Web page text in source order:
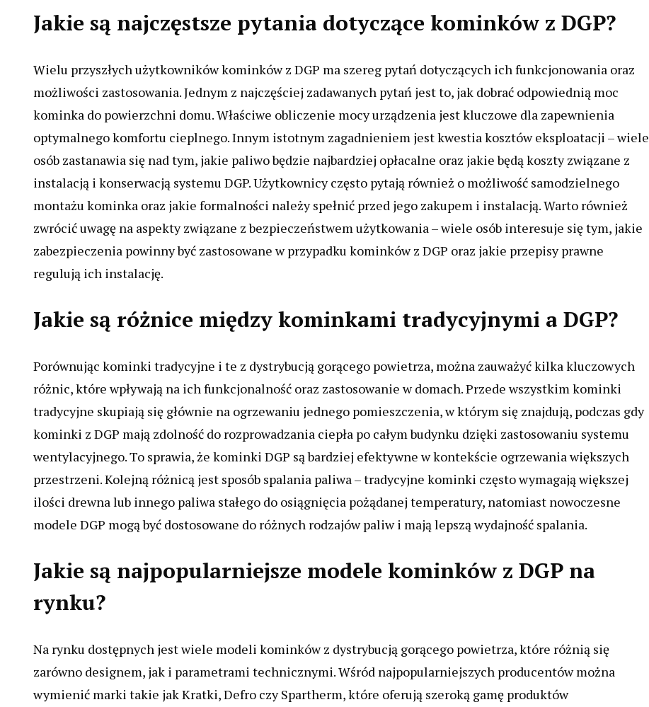
Jakie są najczęstsze pytania dotyczące kominków z DGP?
Wielu przyszłych użytkowników kominków z DGP ma szereg pytań dotyczących ich funkcjonowania oraz
możliwości zastosowania. Jednym z najczęściej zadawanych pytań jest to, jak dobrać odpowiednią moc
kominka do powierzchni domu. Właściwe obliczenie mocy urządzenia jest kluczowe dla zapewnienia
optymalnego komfortu cieplnego. Innym istotnym zagadnieniem jest kwestia kosztów eksploatacji – wiele
osób zastanawia się nad tym, jakie paliwo będzie najbardziej opłacalne oraz jakie będą koszty związane z
instalacją i konserwacją systemu DGP. Użytkownicy często pytają również o możliwość samodzielnego
montażu kominka oraz jakie formalności należy spełnić przed jego zakupem i instalacją. Warto również
zwrócić uwagę na aspekty związane z bezpieczeństwem użytkowania – wiele osób interesuje się tym, jakie
zabezpieczenia powinny być zastosowane w przypadku kominków z DGP oraz jakie przepisy prawne
regulują ich instalację.
Jakie są różnice między kominkami tradycyjnymi a DGP?
Porównując kominki tradycyjne i te z dystrybucją gorącego powietrza, można zauważyć kilka kluczowych
różnic, które wpływają na ich funkcjonalność oraz zastosowanie w domach. Przede wszystkim kominki
tradycyjne skupiają się głównie na ogrzewaniu jednego pomieszczenia, w którym się znajdują, podczas gdy
kominki z DGP mają zdolność do rozprowadzania ciepła po całym budynku dzięki zastosowaniu systemu
wentylacyjnego. To sprawia, że kominki DGP są bardziej efektywne w kontekście ogrzewania większych
przestrzeni. Kolejną różnicą jest sposób spalania paliwa – tradycyjne kominki często wymagają większej
ilości drewna lub innego paliwa stałego do osiągnięcia pożądanej temperatury, natomiast nowoczesne
modele DGP mogą być dostosowane do różnych rodzajów paliw i mają lepszą wydajność spalania.
Jakie są najpopularniejsze modele kominków z DGP na
rynku?
Na rynku dostępnych jest wiele modeli kominków z dystrybucją gorącego powietrza, które różnią się
zarówno designem, jak i parametrami technicznymi. Wśród najpopularniejszych producentów można
wymienić marki takie jak Kratki, Defro czy Spartherm, które oferują szeroką gamę produktów